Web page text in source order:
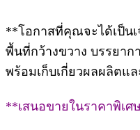
**โอกาสที่คุณจะได้เป็น
พื้นที่กว้างขวาง บรรยา
พร้อมเก็บเกี่ยวผลผลิตแ
**เสนอขายในราคาพิเศ